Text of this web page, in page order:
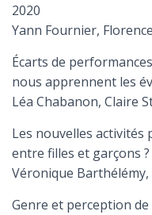
2020
Yann Fournier,
Écarts de
nous apprennent les
Léa Chabanon, Claire
Les nouvelles activités
entre filles et garçons ?
Véronique
Genre et perception de